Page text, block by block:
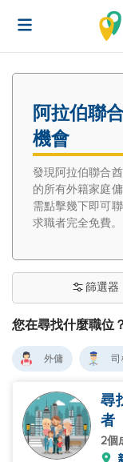
阿拉伯聯
機會
發現阿拉伯聯合
的所有外籍家庭
需點擊幾下即可
求職者完全免費。
您在尋找什麼職位
篩選器
外傭 司
尋
者
2個